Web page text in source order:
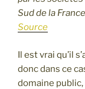
Sud de la
Source
Il est vrai qu’il
donc dans ce
domaine